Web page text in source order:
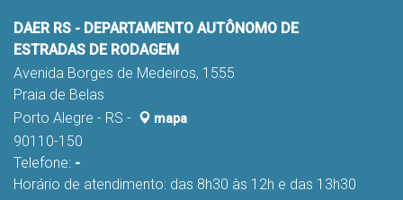
DAER RS - DEPARTAMENTO AUTÔNOMO DE
ESTRADAS DE RODAGEM
Avenida Borges de Medeiros, 1555
Praia de Belas
Porto Alegre - RS -
mapa
90110-150
Telefone: -
Horário de atendimento: das 8h30 às 12h e das 13h30